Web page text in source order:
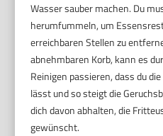
Wasser sauber machen. Du
herumfummeln, um
erreichbaren Stellen zu
abnehmbaren Korb, kann es
Reinigen passieren, dass du
lässt und so steigt die
dich davon abhalten, die
gewünscht.